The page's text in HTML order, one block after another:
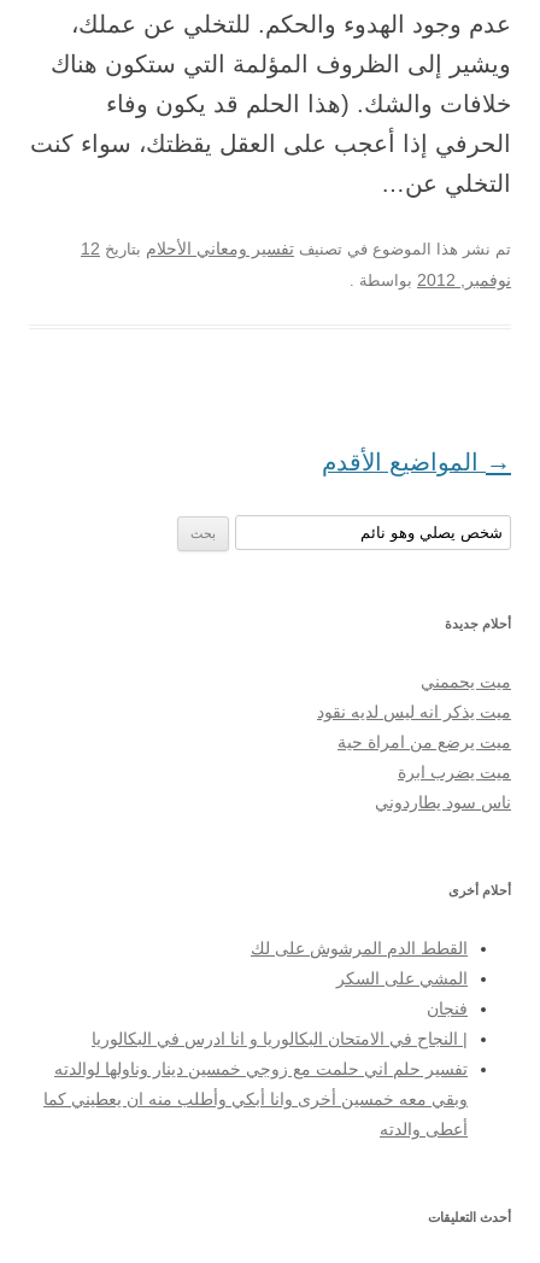
عدم وجود الهدوء والحكم. للتخلي عن عملك،
ويشير إلى الظروف المؤلمة التي ستكون هناك
خلافات والشك. (هذا الحلم قد يكون وفاء
الحرفي إذا أعجب على العقل يقظتك، سواء كنت
التخلي عن…
تم نشر هذا الموضوع في تصنيف تفسير ومعاني الأحلام بتاريخ 12
نوفمبر, 2012
بواسطة .
تصفح المواضيع
→ المواضيع الأقدم
البحث عن:
أحلام جديدة
ميت يحممني
ميت يذكر انه ليس لديه نقود
ميت يرضع من امراة حية
ميت يضرب ابرة
ناس سود يطاردوني
أحلام أخرى
القطط الدم المرشوش على لك
المشي على السكر
فنجان
| النجاح في الامتحان البكالوريا و انا ادرس في البكالوريا
تفسير حلم اني حلمت مع زوجي خمسين دينار وناولها لوالدته
وبقي معه خمسين أخرى وانا أبكي وأطلب منه ان يعطيني كما
أعطى والدته
أحدث التعليقات